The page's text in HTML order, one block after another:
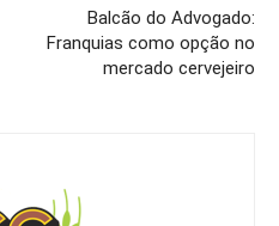
Balcão do Advogado:
Franquias como opção no
mercado cervejeiro